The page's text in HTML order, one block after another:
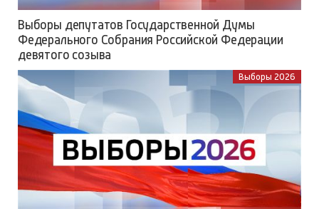
Выборы депутатов Государственной Думы
Федерального Собрания Российской Федерации
девятого созыва
Выборы 2026